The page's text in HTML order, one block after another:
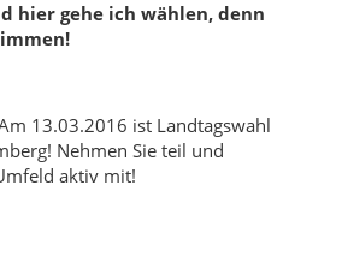
hier gehe ich wählen, denn
13.03.2016 ist Landtagswahl
Nehmen Sie teil und
aktiv mit!